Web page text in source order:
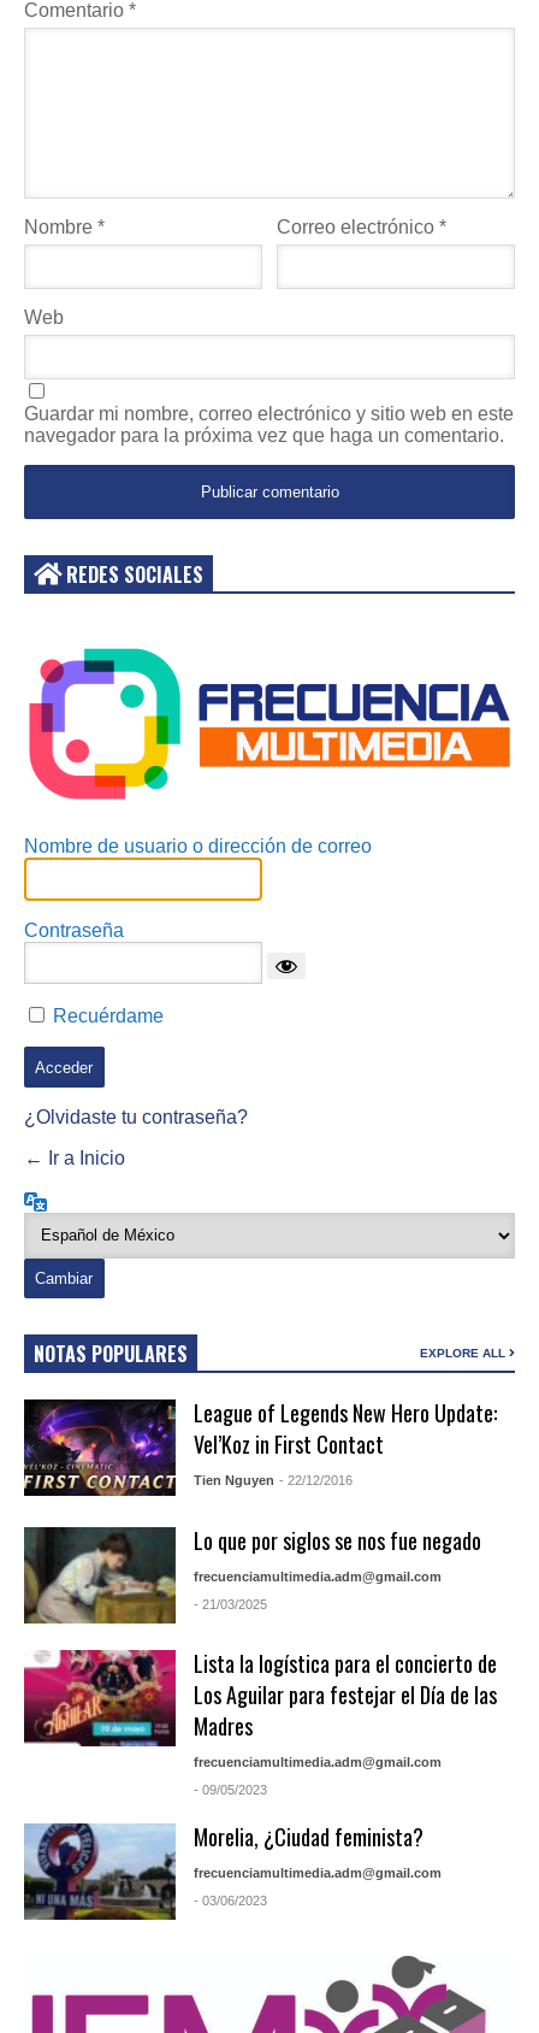
Comentario *
Nombre * Correo electrónico*
Web
Guardar mi nombre, correo electrónico y sitio web en este
navegador para la próxima vez que haga un comentario.
REDES SOCIALES
Nombre de usuario o dirección de correo
Contraseña
Recuérdame
¿Olvidaste tu contraseña?
← Ir a Inicio
NOTAS POPULARES EXPLORE ALL
League of Legends New Hero Update:
Vel’Koz in First Contact
Tien Nguyen - 22/12/2016
Lo que por siglos se nos fue negado
frecuenciamultimedia.adm@gmail.com
- 21/03/2025
Lista la logística para el concierto de
Los Aguilar para festejar el Día de las
Madres
frecuenciamultimedia.adm@gmail.com
- 09/05/2023
Morelia, ¿Ciudad feminista?
frecuenciamultimedia.adm@gmail.com
- 03/06/2023